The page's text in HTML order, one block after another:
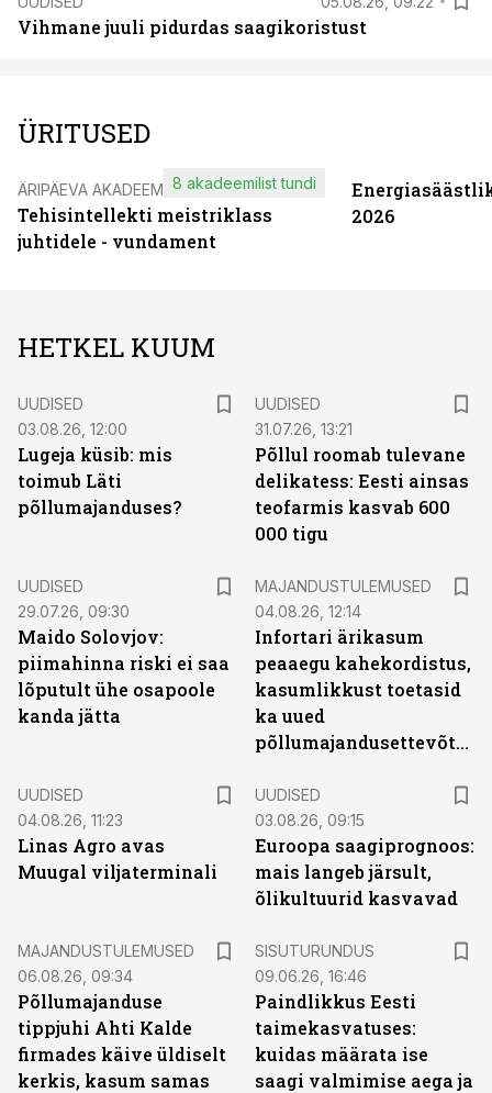
Vihmane juuli pidurdas saagikoristust
ÜRITUSED
ÄRIPÄEVA AKADEEMIA
Tehisintellekti meistriklass
juhtidele - vundament
8 akadeemilist tundi
2026
HETKEL KUUM
UUDISED
03.08.26, 12:00
Lugeja küsib: mis
toimub Läti
põllumajanduses?
UUDISED
31.07.26, 13:21
Põllul roomab tulevane
delikatess: Eesti ainsas
teofarmis kasvab 600
000 tigu
UUDISED
29.07.26, 09:30
Maido Solovjov:
piimahinna riski ei saa
lõputult ühe osapoole
kanda jätta
MAJANDUSTULEMUSED
04.08.26, 12:14
Infortari ärikasum
peaaegu kahekordistus,
kasumlikkust toetasid
ka uued
põllumajandusettevõtted
UUDISED
04.08.26, 11:23
Linas Agro avas
Muugal viljaterminali
UUDISED
03.08.26, 09:15
Euroopa saagiprognoos:
mais langeb järsult,
õlikultuurid kasvavad
MAJANDUSTULEMUSED
06.08.26, 09:34
Põllumajanduse
tippjuhi Ahti Kalde
firmades käive üldiselt
kerkis, kasum samas
SISUTURUNDUS
09.06.26, 16:46
Paindlikkus Eesti
taimekasvatuses:
kuidas määrata ise
saagi valmimise aega ja